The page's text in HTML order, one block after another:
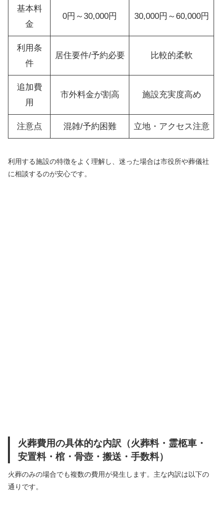
基本料
金
0円～30,000円 30,000円～60,000円
利用条
件
居住要件/予約必要 比較的柔軟
追加費
用
市外料金が割高 施設充実度高め
注意点 混雑/予約困難 立地・アクセス注意
利用する施設の特徴をよく理解し、迷った場合は市役所や葬儀社
に相談するのが安心です。
火葬費用の具体的な内訳（火葬料・霊柩車・
安置料・棺・骨壺・搬送・手数料）
火葬のみの場合でも複数の費用が発生します。主な内訳は以下の
通りです。